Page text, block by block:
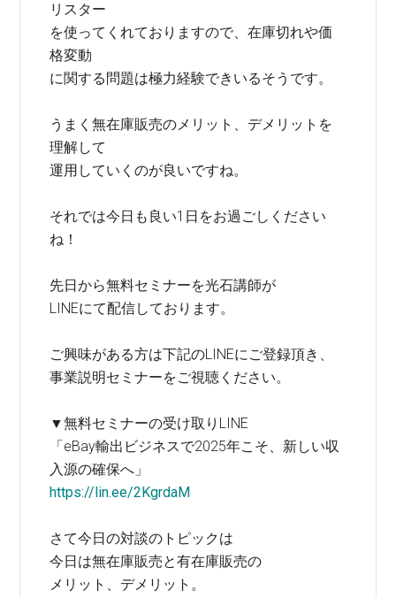
リスター
を使ってくれておりますので、在庫切れや価
格変動
に関する問題は極力経験できいるそうです。
うまく無在庫販売のメリット、デメリットを
理解して
運用していくのが良いですね。
それでは今日も良い1日をお過ごしください
ね！
先日から無料セミナーを光石講師が
LINEにて配信しております。
ご興味がある方は下記のLINEにご登録頂き、
事業説明セミナーをご視聴ください。
▼無料セミナーの受け取りLINE
「eBay輸出ビジネスで2025年こそ、新しい収
入源の確保へ」
https://lin.ee/2KgrdaM
さて今日の対談のトピックは
今日は無在庫販売と有在庫販売の
メリット、デメリット。